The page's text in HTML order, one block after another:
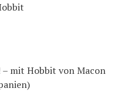
– mit Hobbit von Macon